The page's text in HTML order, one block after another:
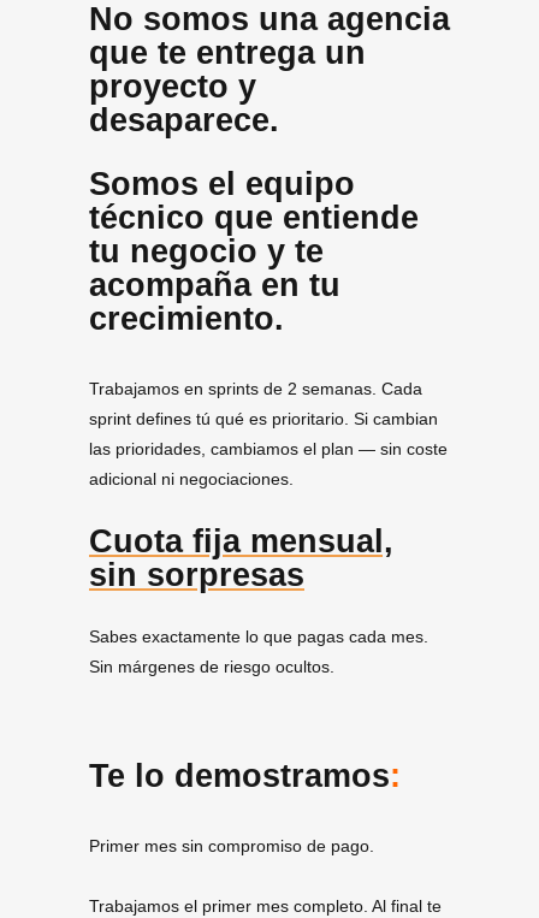
No somos una agencia
que te entrega un
proyecto y
desaparece.
Somos el equipo
técnico que entiende
tu negocio y te
acompaña en tu
crecimiento.
Trabajamos en sprints de 2 semanas. Cada
sprint defines tú qué es prioritario. Si cambian
las prioridades, cambiamos el plan — sin coste
adicional ni negociaciones.
Cuota fija mensual,
sin sorpresas
Sabes exactamente lo que pagas cada mes.
Sin márgenes de riesgo ocultos.
Te lo demostramos:
Primer mes sin compromiso de pago.
Trabajamos el primer mes completo. Al final te